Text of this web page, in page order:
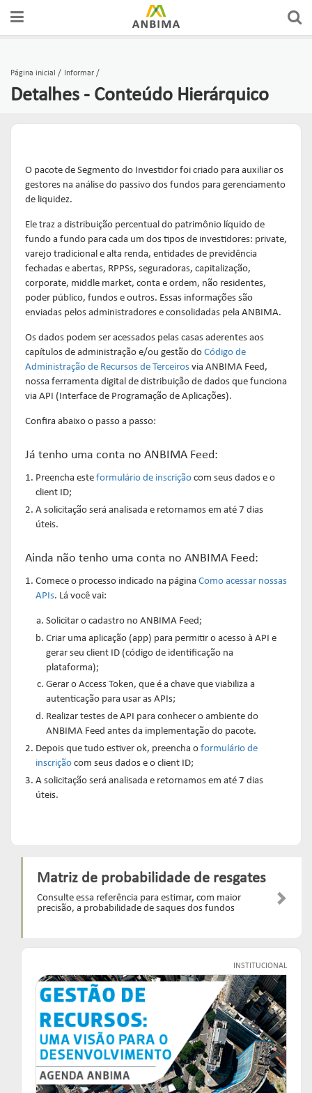
Página inicial Informar
Detalhes - Conteúdo Hierárquico
O pacote de Segmento do Investidor foi criado para auxiliar os
gestores na análise do passivo dos fundos para gerenciamento
de liquidez.
Ele traz a distribuição percentual do patrimônio líquido de
fundo a fundo para cada um dos tipos de investidores: private,
varejo tradicional e alta renda, entidades de previdência
fechadas e abertas, RPPSs, seguradoras, capitalização,
corporate, middle market, conta e ordem, não residentes,
poder público, fundos e outros. Essas informações são
enviadas pelos administradores e consolidadas pela ANBIMA.
Os dados podem ser acessados pelas casas aderentes aos
capítulos de administração e/ou gestão do Código de
Administração de Recursos de Terceiros via ANBIMA Feed,
nossa ferramenta digital de distribuição de dados que funciona
via API (Interface de Programação de Aplicações).
Confira abaixo o passo a passo:
Já tenho uma conta no ANBIMA Feed:
Preencha este formulário de inscrição com seus dados e o
client ID;
A solicitação será analisada e retornamos em até 7 dias
úteis.
Ainda não tenho uma conta no ANBIMA Feed:
Comece o processo indicado na página Como acessar nossas
APIs. Lá você vai:
Solicitar o cadastro no ANBIMA Feed;
Criar uma aplicação (app) para permitir o acesso à API e
gerar seu client ID (código de identificação na
plataforma);
Gerar o Access Token, que é a chave que viabiliza a
autenticação para usar as APIs;
Realizar testes de API para conhecer o ambiente do
ANBIMA Feed antes da implementação do pacote.
Depois que tudo estiver ok, preencha o formulário de
inscrição com seus dados e o client ID;
A solicitação será analisada e retornamos em até 7 dias
úteis.
Matriz de probabilidade de resgates
Consulte essa referência para estimar, com maior
precisão, a probabilidade de saques dos fundos
INSTITUCIONAL